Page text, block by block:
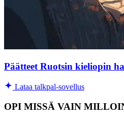
Päätteet Ruotsin kieliopin
Lataa talkpal-sovellus
OPI MISSÄ VAIN